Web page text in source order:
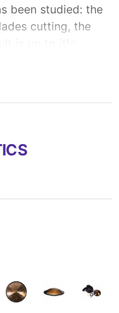
been studied: the
cutting, the